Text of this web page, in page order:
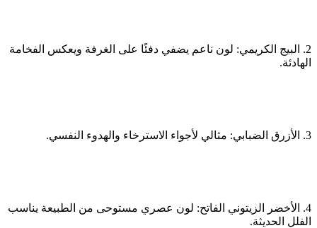
2. البيج الكريمي: لون ناعم يضفي دفئًا على الغرفة ويعكس الفخامة
الهادئة.
3. الأزرق الضبابي: مثالي لأجواء الاسترخاء والهدوء النفسي.
4. الأخضر الزيتوني الفاتح: لون عصري مستوحى من الطبيعة يناسب
الفلل الحديثة.